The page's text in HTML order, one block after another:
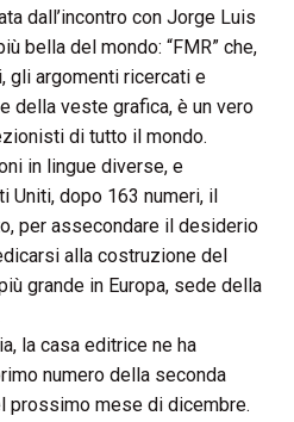
dall’incontro con Jorge Luis
bella del mondo: “FMR” che,
gli argomenti ricercati e
della veste grafica, è un vero
di tutto il mondo.
in lingue diverse, e
Uniti, dopo 163 numeri, il
per assecondare il desiderio
alla costruzione del
grande in Europa, sede della
la casa editrice ne ha
numero della seconda
prossimo mese di dicembre.